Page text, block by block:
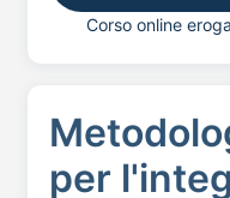
Corso online
per